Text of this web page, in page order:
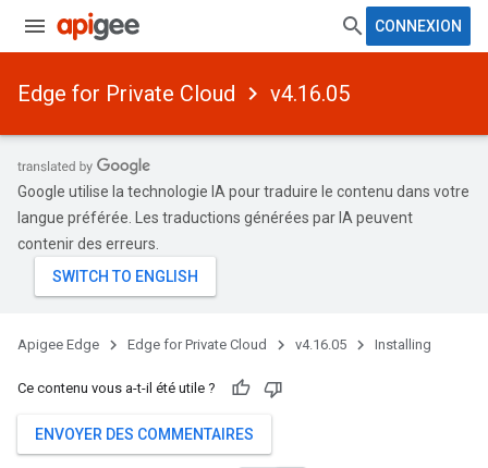
CONNEXION
Edge for Private Cloud v4.16.05
Google utilise la technologie IA pour traduire le contenu dans votre
langue préférée. Les traductions générées par IA peuvent
contenir des erreurs.
Apigee Edge Edge for Private Cloud v4.16.05 Installing
Ce contenu vous a-t-il été utile ?
ENVOYER DES COMMENTAIRES